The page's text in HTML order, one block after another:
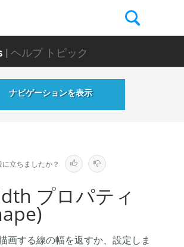
| ヘルプ トピック
ナビゲーションを表示
立ちましたか？
プロパティ
画する線の幅を返すか、設定しま